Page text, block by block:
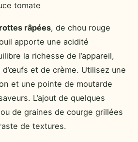
tomate
râpées, de chou rouge
apporte une acidité
la richesse de l’appareil,
et de crème. Utilisez une
et une pointe de moutarde
L’ajout de quelques
de graines de courge grillées
de textures.